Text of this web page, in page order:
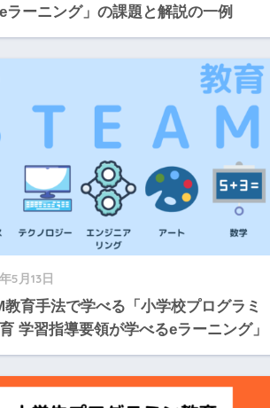
ラーニング」の課題と解説の一例
5月13日
教育手法で学べる「小学校プログラミ
学習指導要領が学べるeラーニング」